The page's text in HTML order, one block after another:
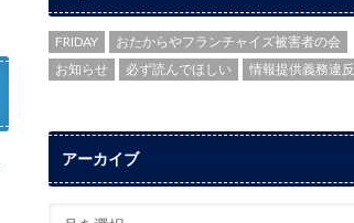
FRIDAY
おたからやフランチャイズ被害者の会
お知らせ
必ず読んでほしい 情報提供義務違反
アーカイブ